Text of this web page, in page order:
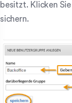
besitzt. Klicken
sichern.